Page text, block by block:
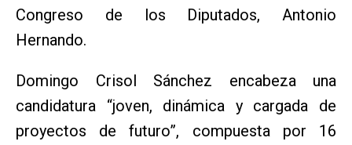
Congreso de los Diputados, Antonio
Hernando.
Domingo Crisol Sánchez encabeza una
candidatura “joven, dinámica y cargada de
proyectos de futuro”, compuesta por 16